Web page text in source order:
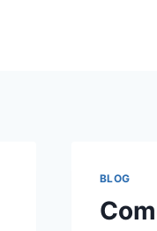
BLOG